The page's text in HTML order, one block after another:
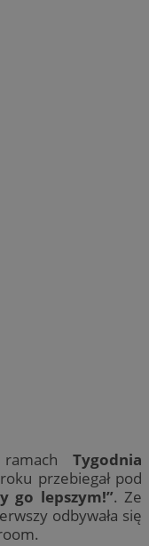
Tygodnia
przebiegał pod
go lepszym!”. Ze
odbywała się